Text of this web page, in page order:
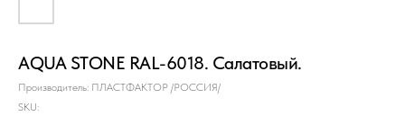
AQUA STONE RAL-6018. Салатовый.
Производитель: ПЛАСТФАКТОР /РОССИЯ/
SKU: